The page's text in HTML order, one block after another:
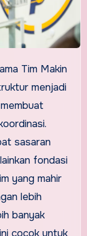
menjadi
sasaran
fondasi
yang mahir
lebih
banyak
cocok untuk